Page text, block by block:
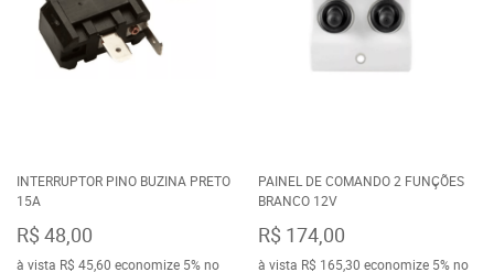
INTERRUPTOR PINO BUZINA PRETO
15A
R$ 48,00
à vista R$ 45,60 economize 5%no
PAINEL DE COMANDO 2 FUNÇÕES
BRANCO 12V
R$ 174,00
à vista R$ 165,30 economize 5%no